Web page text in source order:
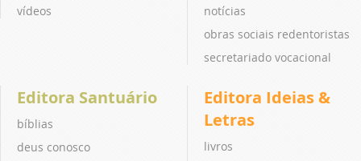
vídeos
notícias
obras sociais redentoristas
secretariado vocacional
Editora Santuário
bíblias
deus conosco
Editora Ideias &
Letras
livros